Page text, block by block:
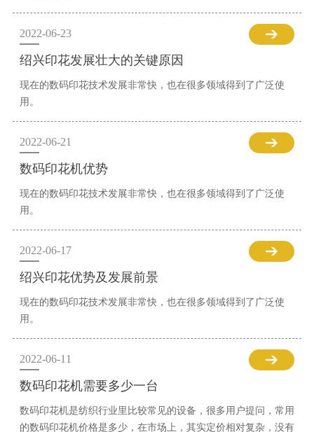
2022-06-23
绍兴印花发展壮大的关键原因
现在的数码印花技术发展非常快，也在很多领域得到了广泛使
用。
2022-06-21
数码印花机优势
现在的数码印花技术发展非常快，也在很多领域得到了广泛使
用。
2022-06-17
绍兴印花优势及发展前景
现在的数码印花技术发展非常快，也在很多领域得到了广泛使
用。
2022-06-11
数码印花机需要多少一台
数码印花机是纺织行业里比较常见的设备，很多用户提问，常用
的数码印花机价格是多少，在市场上，其实定价相对复杂，没有